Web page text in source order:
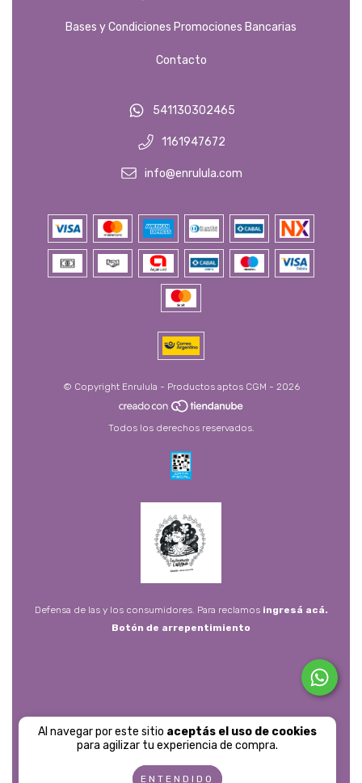
Al navegar por este sitio aceptás el uso de cookies
para agilizar tu experiencia de compra.
ENTENDIDO
Bases y Condiciones Promociones Bancarias
Contacto
541130302465
1161947672
info@enrulula.com
© Copyright Enrulula - Productos aptos CGM - 2026
Todos los derechos reservados.
Defensa de las y los consumidores. Para reclamos ingresá acá.
Botón de arrepentimiento